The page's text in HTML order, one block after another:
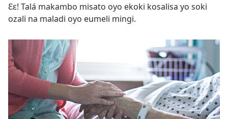
Ɛɛ! Talá makambo misato oyo ekoki kosalisa yo soki
ozali na maladi oyo eumeli mingi.